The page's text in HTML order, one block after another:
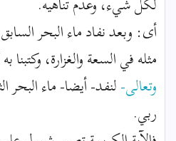
أى: وبعد نفاد ماء البحر
مثله في السعة والغزارة، وكتبنا
وتعالى-لنفد- أيضا- ماء البحر
ربي.